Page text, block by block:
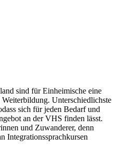
sind für Einheimische eine
Unterschiedlichste
sich für jeden Bedarf und
an der VHS finden lässt.
und Zuwanderer, denn
Integrationssprachkursen